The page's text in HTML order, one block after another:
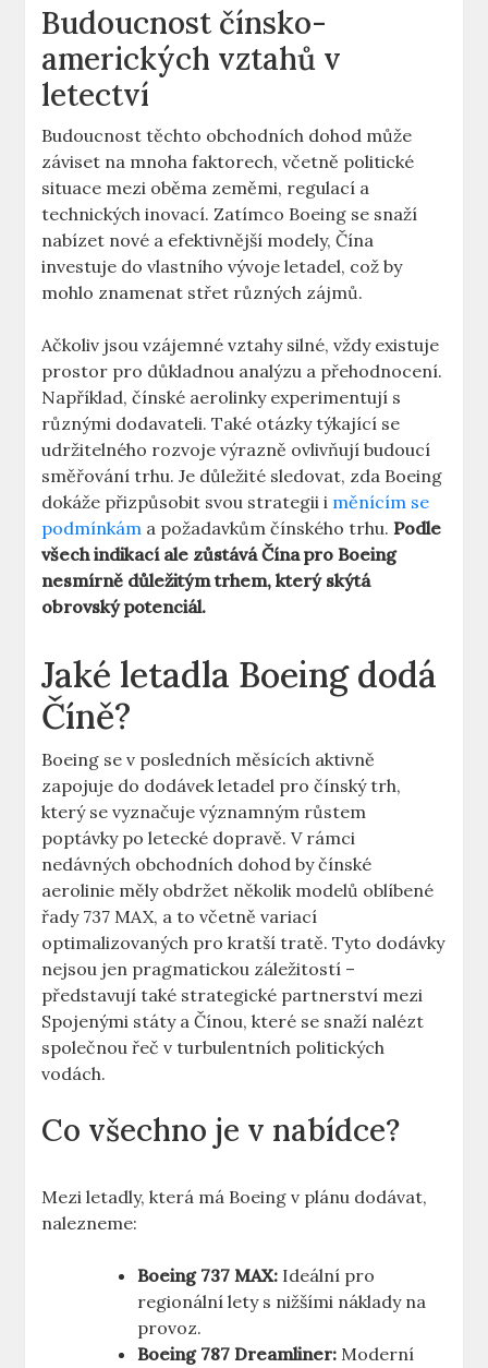
Budoucnost⁤ čínsko-
amerických vztahů v
letectví
Budoucnost těchto obchodních dohod může
záviset na mnoha faktorech, včetně politické
situace ⁢mezi‍ oběma zeměmi,​ regulací a‍
technických inovací. ⁤Zatímco Boeing ‌se snaží
nabízet ⁢nové⁢ a ‌efektivnější modely, ⁤Čína
investuje do vlastního vývoje letadel, ‍což by
mohlo‍ znamenat⁢ střet různých zájmů.
Ačkoliv jsou vzájemné‌ vztahy silné,⁤ vždy ‌existuje
prostor pro ⁢důkladnou analýzu a přehodnocení.​
Například, čínské aerolinky experimentují s
různými dodavateli. Také otázky ⁤týkající se
udržitelného ⁢rozvoje​ výrazně ovlivňují ‌budoucí ​
směřování⁣ trhu. Je důležité sledovat, ⁢zda Boeing‍
dokáže přizpůsobit svou strategii ⁣i měnícím se
podmínkám a požadavkům čínského trhu.‍Podle
všech ⁢indikací⁤ ale zůstává Čína pro ⁤Boeing
nesmírně‍ důležitým trhem, který skýtá
⁣obrovský potenciál.
Jaké letadla ​Boeing dodá
Číně?
Boeing se v posledních měsících aktivně
zapojuje do dodávek letadel pro čínský trh,
který se vyznačuje významným růstem⁤
poptávky po ​letecké ‍dopravě. V ⁢rámci
nedávných obchodních dohod by čínské
aerolinie⁣ měly obdržet několik modelů oblíbené
⁣řady ‌737 MAX, a to včetně variací
optimalizovaných pro kratší tratě. Tyto⁣ dodávky
nejsou jen​ pragmatickou ⁣záležitostí –
představují také strategické partnerství mezi
Spojenými státy a‌ Čínou, které se snaží⁣ nalézt⁤
společnou řeč v turbulentních ‍politických
vodách.
Co⁢ všechno je ⁢v nabídce?
Mezi letadly, ⁤která ‌má ‍Boeing v‍ plánu dodávat,
nalezneme:
Boeing 737 MAX: Ideální pro⁣
regionální lety s nižšími ‍náklady na
provoz.
Boeing 787 Dreamliner: Moderní